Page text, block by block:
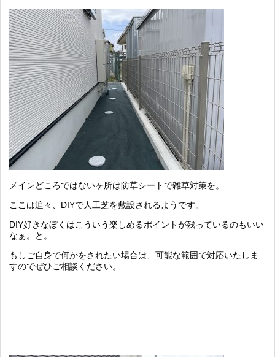
メインどころではないヶ所は防草シートで雑草対策を。
ここは追々、DIYで人工芝を敷設されるようです。
DIY好きなぼくはこういう楽しめるポイントが残っているのもいい
なぁ。と。
もしご自身で何かをされたい場合は、可能な範囲で対応いたしま
すのでぜひご相談ください。